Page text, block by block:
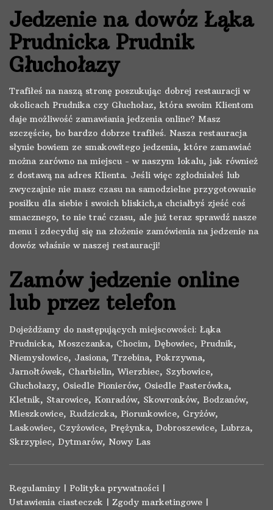
Jedzenie na dowóz Łąka
Prudnicka Prudnik
Głuchołazy
Trafiłeś na naszą stronę poszukując dobrej restauracji w
okolicach Prudnika czy Głuchołaz, która swoim Klientom
daje możliwość zamawiania jedzenia online? Masz
szczęście, bo bardzo dobrze trafiłeś. Nasza restauracja
słynie bowiem ze smakowitego jedzenia, które zamawiać
można zarówno na miejscu - w naszym lokalu, jak również
z dostawą na adres Klienta. Jeśli więc zgłodniałeś lub
zwyczajnie nie masz czasu na samodzielne przygotowanie
posiłku dla siebie i swoich bliskich,a chciałbyś zjeść coś
smacznego, to nie trać czasu, ale już teraz sprawdź nasze
menu i zdecyduj się na złożenie zamówienia na jedzenie na
dowóz właśnie w naszej restauracji!
Zamów jedzenie online
lub przez telefon
Dojeżdżamy do następujących miejscowości: Łąka
Prudnicka, Moszczanka, Chocim, Dębowiec, Prudnik,
Niemysłowice, Jasiona, Trzebina, Pokrzywna,
Jarnołtówek, Charbielin, Wierzbiec, Szybowice,
Głuchołazy, Osiedle Pionierów, Osiedle Pasterówka,
Kletnik, Starowice, Konradów, Skowronków, Bodzanów,
Mieszkowice, Rudziczka, Piorunkowice, Gryżów,
Laskowiec, Czyżowice, Prężynka, Dobroszewice, Lubrza,
Skrzypiec, Dytmarów, Nowy Las
Regulaminy | Polityka prywatności |
Ustawienia ciasteczek | Zgody marketingowe |